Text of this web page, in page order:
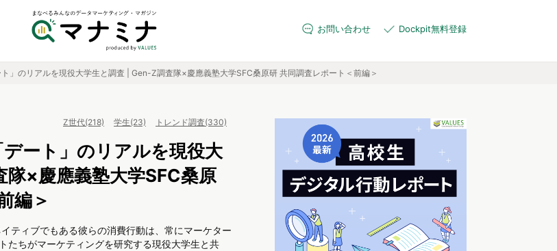
お問い合わせ Dockpit無料登録
」のリアルを現役大学生と調査 | Gen-Z調査隊×慶應義塾大学SFC桑原研 共同調査レポート＜前編＞
Z世代(218) 学生(23) トレンド調査(330)
ート」のリアルを現役大
×慶應義塾大学SFC桑原
編＞
ティブでもある彼らの消費行動は、常にマーケター
たちがマーケティングを研究する現役大学生と共